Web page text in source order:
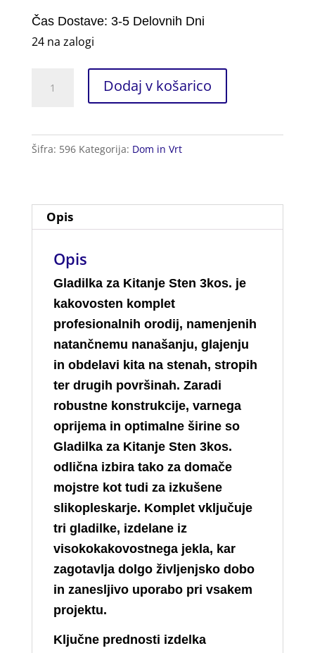
stranke
Čas Dostave: 3-5 Delovnih Dni
24 na zalogi
Sten
3kos.
Dodaj v košarico
Šifra: 596 Kategorija: Dom in Vrt
Opis
Opis
Gladilka za Kitanje Sten 3kos. je
kakovosten komplet
profesionalnih orodij, namenjenih
natančnemu nanašanju, glajenju
in obdelavi kita na stenah, stropih
ter drugih površinah. Zaradi
robustne konstrukcije, varnega
oprijema in optimalne širine so
Gladilka za Kitanje Sten 3kos.
odlična izbira tako za domače
mojstre kot tudi za izkušene
slikopleskarje. Komplet vključuje
tri gladilke, izdelane iz
visokokakovostnega jekla, kar
zagotavlja dolgo življenjsko dobo
in zanesljivo uporabo pri vsakem
projektu.
Ključne prednosti izdelka